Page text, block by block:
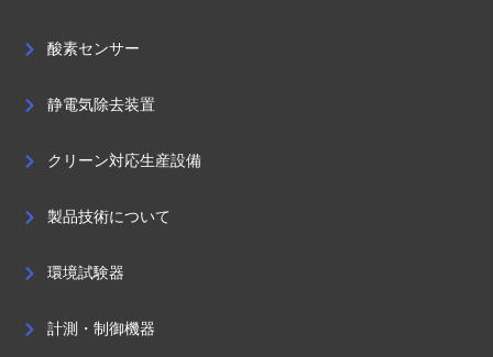
酸素センサー
静電気除去装置
クリーン対応生産設備
製品技術について
環境試験器
計測・制御機器